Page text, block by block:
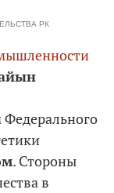
РК
Федерального
. Стороны
в